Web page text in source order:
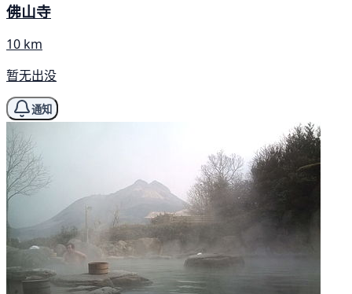
佛山寺
10 km
暂无出没
通知